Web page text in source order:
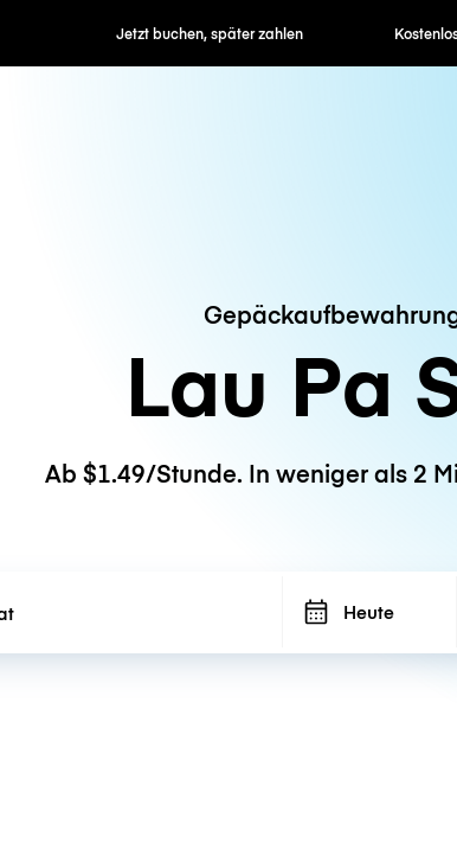
Jetzt buchen, später zahlen Kostenlose Stornierung
Lau Pa
Ab $1.49/Stunde. In weniger als 2
Heute